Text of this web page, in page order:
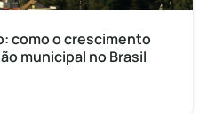
como o crescimento
municipal no Brasil